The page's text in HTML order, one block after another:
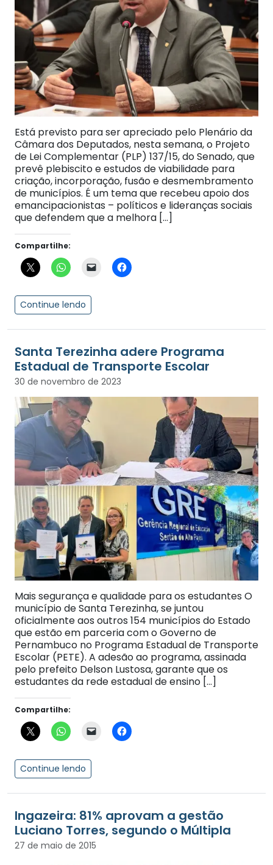
Está previsto para ser apreciado pelo Plenário da
Câmara dos Deputados, nesta semana, o Projeto
de Lei Complementar (PLP) 137/15, do Senado, que
prevê plebiscito e estudos de viabilidade para
criação, incorporação, fusão e desmembramento
de municípios. É um tema que recebeu apoio dos
emancipacionistas – políticos e lideranças sociais
que defendem que a melhora […]
Compartilhe:
Continue lendo
Santa Terezinha adere Programa
Estadual de Transporte Escolar
30 de novembro de 2023
Mais segurança e qualidade para os estudantes O
município de Santa Terezinha, se juntou
oficialmente aos outros 154 municípios do Estado
que estão em parceria com o Governo de
Pernambuco no Programa Estadual de Transporte
Escolar (PETE). A adesão ao programa, assinada
pelo prefeito Delson Lustosa, garante que os
estudantes da rede estadual de ensino […]
Compartilhe:
Continue lendo
Ingazeira: 81% aprovam a gestão
Luciano Torres, segundo o Múltipla
27 de maio de 2015